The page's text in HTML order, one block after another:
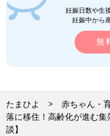
妊娠日数や生
妊娠中から
無
たまひよ 赤ちゃん・
落に移住！高齢化が進む
談】